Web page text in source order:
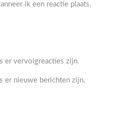
ik een reactie plaats.
er vervolgreacties zijn.
er nieuwe berichten zijn.